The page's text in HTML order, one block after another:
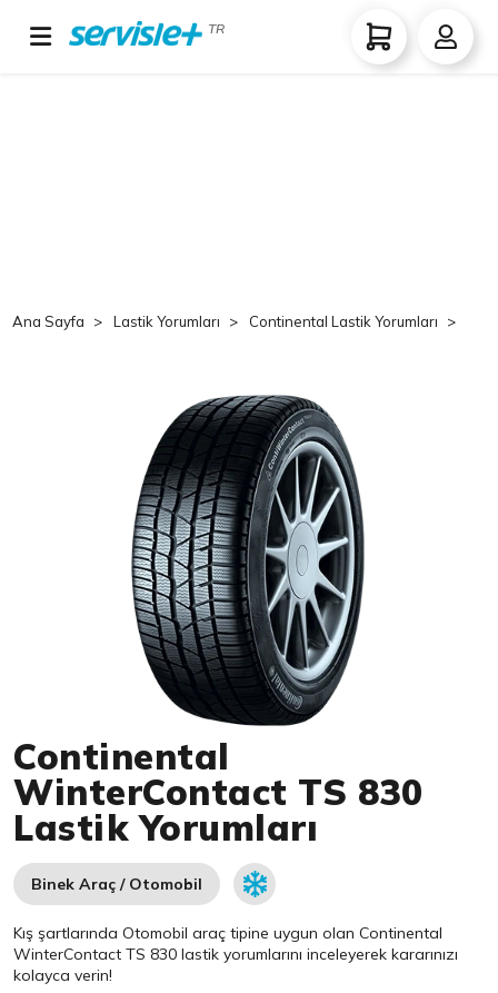
TR
Ana Sayfa Lastik Yorumları Continental Lastik Yorumları
Continental
WinterContact TS 830
Lastik Yorumları
Binek Araç / Otomobil
Kış şartlarında Otomobil araç tipine uygun olanContinental
WinterContact TS 830 lastik yorumlarını inceleyerek kararınızı
kolayca verin!